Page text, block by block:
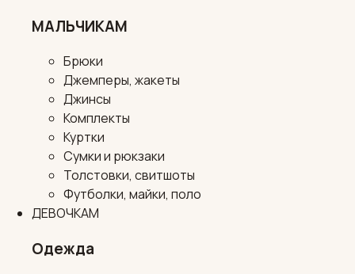
МАЛЬЧИКАМ
Брюки
Джемперы, жакеты
Джинсы
Комплекты
Куртки
Сумки и рюкзаки
Толстовки, свитшоты
Футболки, майки, поло
ДЕВОЧКАМ
Одежда